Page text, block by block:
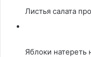
Листья салата
Яблоки натереть